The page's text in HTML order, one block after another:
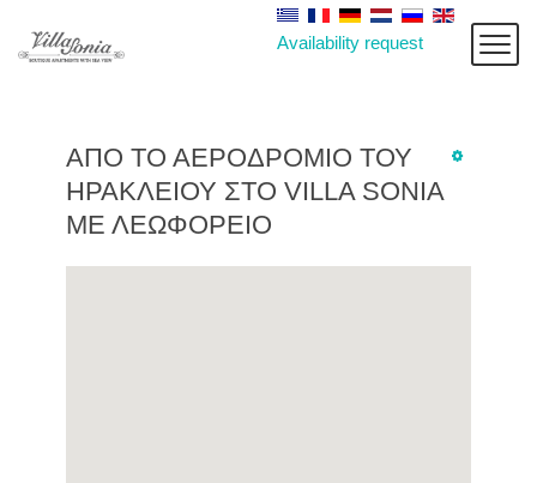
Availability request
ΑΠΌ ΤΟ ΑΕΡΟΔΡΌΜΙΟ ΤΟΥ
ΗΡΑΚΛΕΊΟΥ ΣΤΟ VILLA SONIA
ΜΕ ΛΕΩΦΟΡΕΊΟ